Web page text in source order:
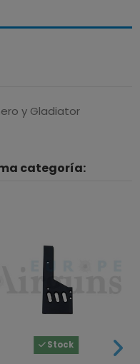
y Gladiator
categoría:
Stock